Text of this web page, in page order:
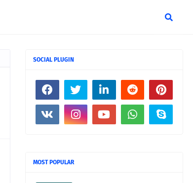
SOCIAL PLUGIN
MOST POPULAR